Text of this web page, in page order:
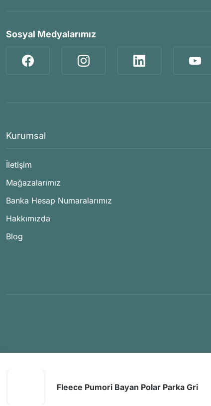
Fleece Pumori Bayan Polar Parka Gri
Sosyal Medyalarımız
Kurumsal
İletişim
Mağazalarımız
Banka Hesap Numaralarımız
Hakkımızda
Blog